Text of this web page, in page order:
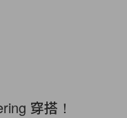
穿搭！